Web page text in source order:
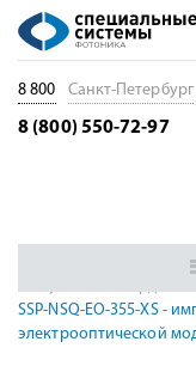
наносекундные
SSP-NSQ-EO-355-XS -
электрооптической
8 800 Санкт-Петербург
8 (800) 550-72-97